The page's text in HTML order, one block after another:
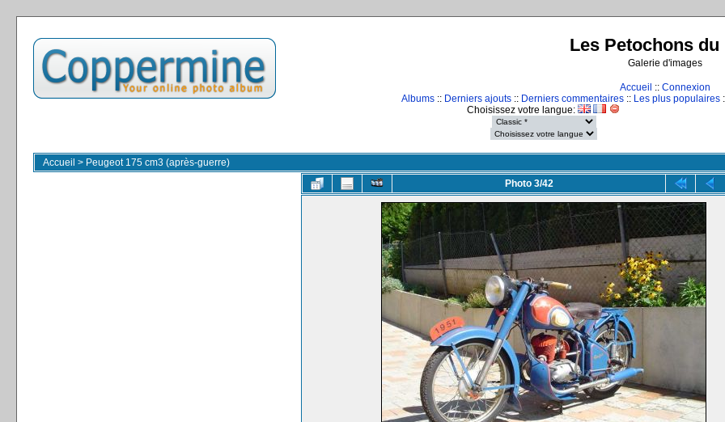
Les Petochons du
Galerie d'images
Accueil :: Connexion
Albums :: Derniers ajouts :: Derniers commentaires :: Les plus populaires
Choisissez votre langue:
Accueil > Peugeot 175 cm3 (après-guerre)
Photo 3/42